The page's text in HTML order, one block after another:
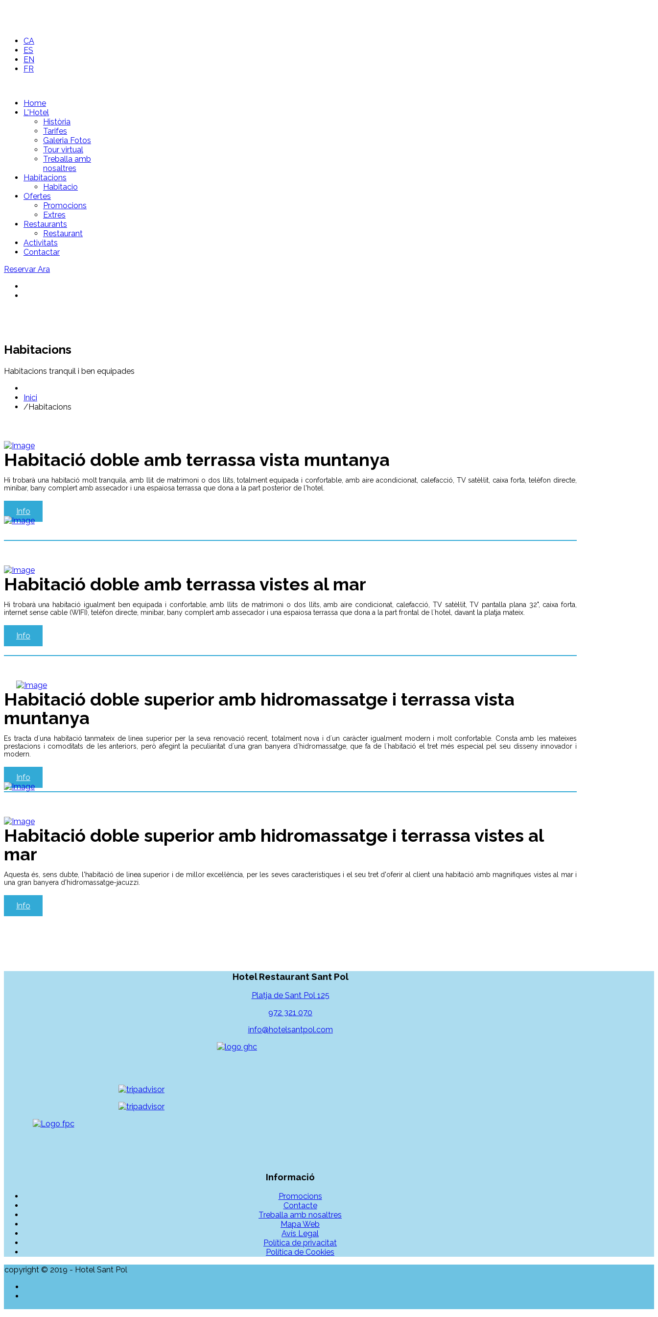
CA
ES
EN
FR
Home
L'Hotel
Història
Tarifes
Galeria Fotos
Tour virtual
Treballa amb
nosaltres
Habitacions
Habitacio
Ofertes
Promocions
Extres
Restaurants
Restaurant
Activitats
Contactar
Reservar Ara
Habitacions
Habitacions tranquil i ben equipades
Inici
/Habitacions
Habitació doble amb terrassa vista muntanya
Hi trobarà una habitació molt tranquila, amb llit de matrimoni o dos llits, totalment equipada i confortable, amb aire acondicionat, calefacció, TV satèl·lit, caixa forta, telèfon directe,
minibar, bany complert amb assecador i una espaiosa terrassa que dona a la part posterior de l'hotel.
Info
Habitació doble amb terrassa vistes al mar
Hi trobarà una habitació igualment ben equipada i confortable, amb llits de matrimoni o dos llits, amb aire condicionat, calefacció, TV satèl·lit, TV pantalla plana 32", caixa forta,
internet sense cable (WIFI), telèfon directe, minibar, bany complert amb assecador i una espaiosa terrassa que dona a la part frontal de l´hotel, davant la platja mateix.
Info
Habitació doble superior amb hidromassatge i terrassa vista
muntanya
Es tracta d´una habitació tanmateix de linea superior per la seva renovació recent, totalment nova i d´un caràcter igualment modern i molt confortable. Consta amb les mateixes
prestacions i comoditats de les anteriors, però afegint la peculiaritat d´una gran banyera d´hidromassatge, que fa de l´habitació el tret més especial pel seu disseny innovador i
modern.
Info
Habitació doble superior amb hidromassatge i terrassa vistes al
mar
Aquesta és, sens dubte, l'habitació de linea superior i de millor excel·lència, per les seves característiques i el seu tret d'oferir al client una habitació amb magnifiques vistes al mar i
una gran banyera d'hidromassatge-jacuzzi.
Info
Hotel Restaurant Sant Pol
Platja de Sant Pol 125
972 321 070
info@hotelsantpol.com
Informació
Promocions
Contacte
Treballa amb nosaltres
Mapa Web
Avís Legal
Política de privacitat
Política de Cookies
copyright © 2019 - Hotel Sant Pol